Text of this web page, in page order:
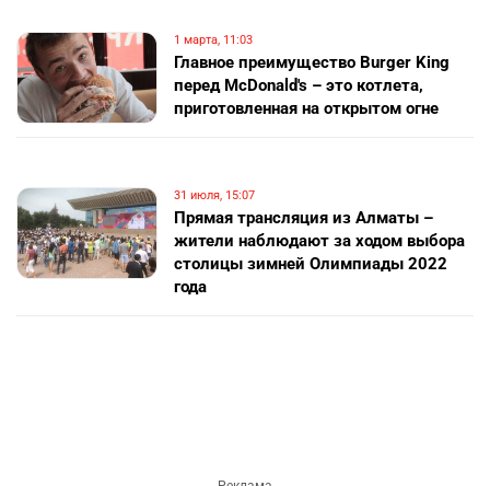
1 марта, 11:03
Главное преимущество Burger King
перед McDonald's – это котлета,
приготовленная на открытом огне
31 июля, 15:07
Прямая трансляция из Алматы –
жители наблюдают за ходом выбора
столицы зимней Олимпиады 2022
года